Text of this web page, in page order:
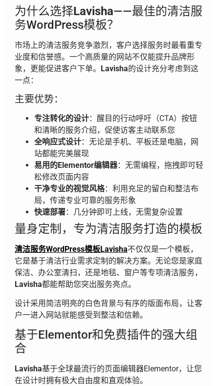
为什么选择Lavisha——最佳的清洁服
务WordPress模板？
市场上的清洁服务竞争激烈，客户选择服务时最看重专
业度和信誉感。一个高质量的网站不仅能提升品牌形
象，更能促进客户下单。 Lavisha的设计充分考虑到这
一点：
主要优势：
专注转化的设计：醒目的行动呼吁（CTA）按钮
和清晰的服务介绍，促使访客主动联系您
全响应式设计：无论是手机、平板还是电脑，网
站都能完美展现
易用的Elementor编辑器：无需编程，拖拽即可轻
松修改页面内容
干净专业的视觉风格：利用充足的留白和整洁布
局，传递专业可靠的服务形象
快速部署：几分钟即可上线，无需复杂设置
量身定制，专为清洁服务打造的模板
清洁服务WordPress模板Lavisha不仅仅是一个模板，
它是基于清洁行业需求定制的解决方案。无论您是家庭
保洁、办公室清扫，还是地毯、窗户等专项清洁服务，
Lavisha都能帮助您突出服务亮点。
设计采用简洁明亮的白色背景与有序的版面布局，让客
户一进入网站就能感受到整洁和信赖。
基于Elementor和免费插件的强大组
合
Lavisha基于全球最流行的页面编辑器Elementor，让您
在设计时拥有极大自由度和直观体验。